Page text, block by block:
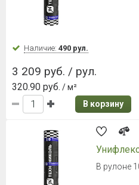
Наличие: 490 рул.
3 209 руб. / рул.
320.90 руб. / м²
В корзину
В рулоне